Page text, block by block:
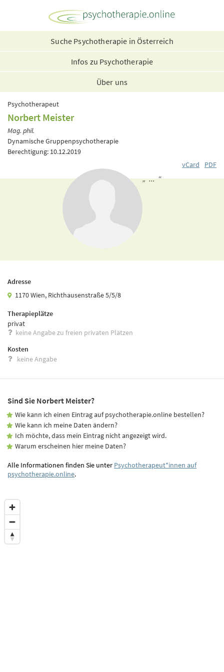
Suche Psychotherapie in Österreich
Infos zu Psychotherapie
Über uns
Psychotherapeut
Norbert Meister
Mag. phil.
Dynamische Gruppenpsychotherapie
Berechtigung: 10.12.2019
vCard
PDF
„ ... “
Adresse
1170 Wien, Richthausenstraße 5/5/8
Therapieplätze
privat
keine Angabe zu freien privaten Plätzen
Kosten
keine Angabe
Sind Sie Norbert Meister?
Wie kann ich einen Eintrag auf psychotherapie.online bestellen?
Wie kann ich meine Daten ändern?
Ich möchte, dass mein Eintrag nicht angezeigt wird.
Warum erscheinen hier meine Daten?
Alle Informationen finden Sie unter Psychotherapeut*innen auf
psychotherapie.online.